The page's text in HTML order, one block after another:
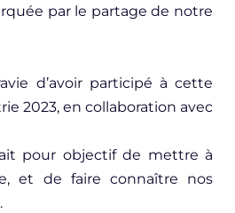
par le partage de notre
d’avoir participé à cette
2023, en collaboration avec
pour objectif de mettre à
et de faire connaître nos